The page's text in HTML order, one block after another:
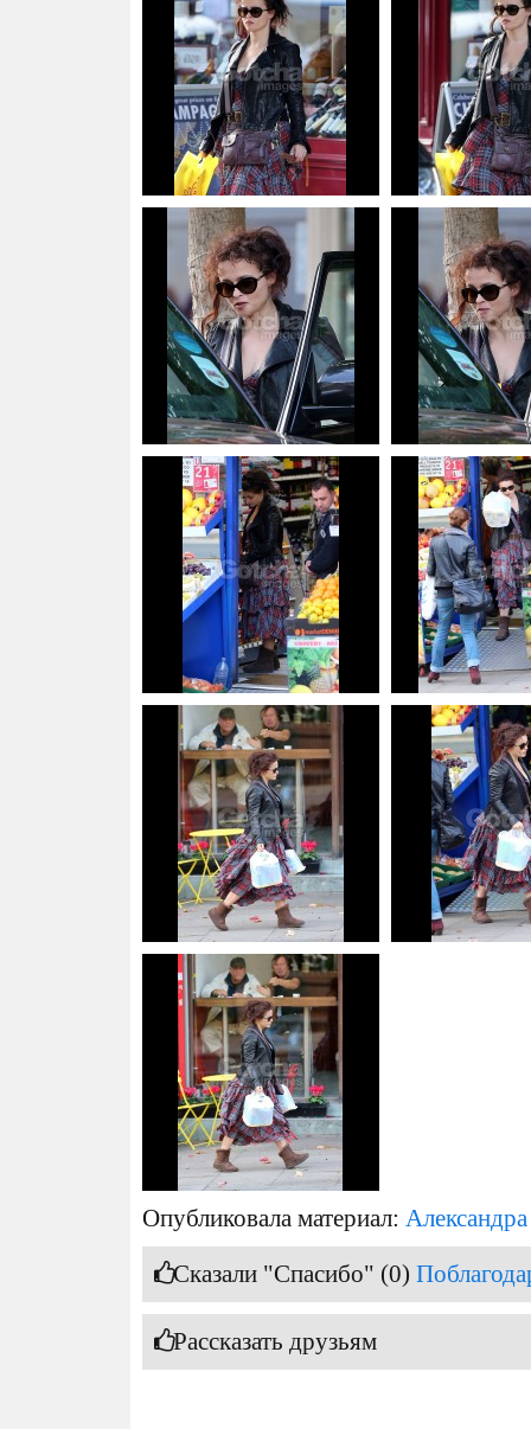
Опубликовала материал:
Сказали "Спасибо" (0)
Рассказать друзьям